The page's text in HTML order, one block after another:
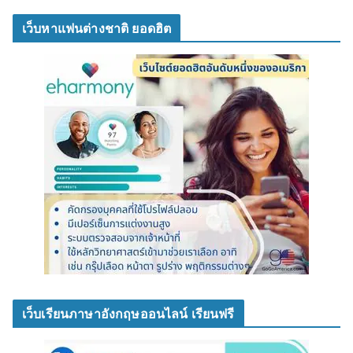
เว็บหาแฟนต่างชาติ ยอดฮิต
เว็บเรียนภาษาอังกฤษออนไลน์ เรียนฟรี